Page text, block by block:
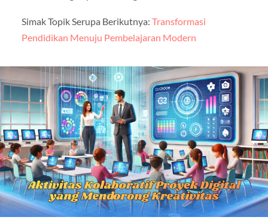
Simak Topik Serupa Berikutnya: Transformasi
Pendidikan Menuju Pembelajaran Modern